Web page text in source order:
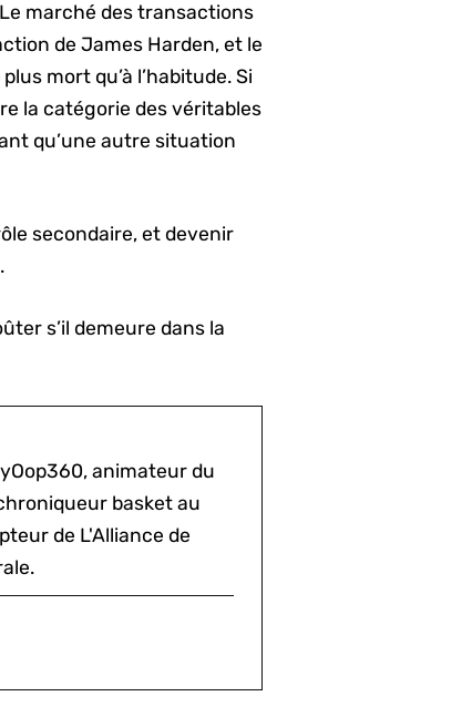
marché des transactions
de James Harden, et le
mort qu’à l’habitude. Si
la catégorie des véritables
qu’une autre situation
secondaire, et devenir
s’il demeure dans la
animateur du
basket au
de L'Alliance de